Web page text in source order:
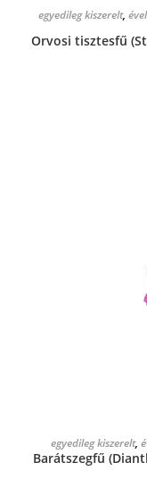
egyedileg kiszerelt,
Orvosi tisztesfű
egyedileg kiszerelt,
Barátszegfű